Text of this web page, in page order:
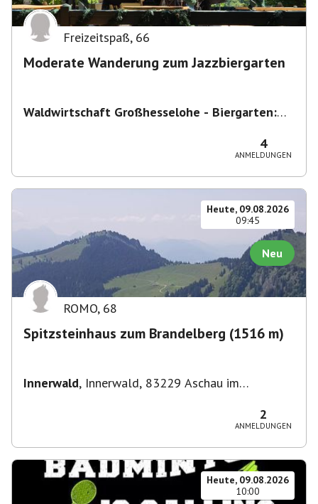
Freizeitspaß, 66
Moderate Wanderung zum Jazzbiergarten
Waldwirtschaft Großhesselohe - Biergarten:
Georg-Kalb-
4
ANMELDUNGEN
Heute, 09.08.2026
09:45
Neu
ROMO, 68
Spitzsteinhaus zum Brandelberg (1516 m)
Innerwald, Innerwald, 83229 Aschau im
2
ANMELDUNGEN
Heute, 09.08.2026
10:00